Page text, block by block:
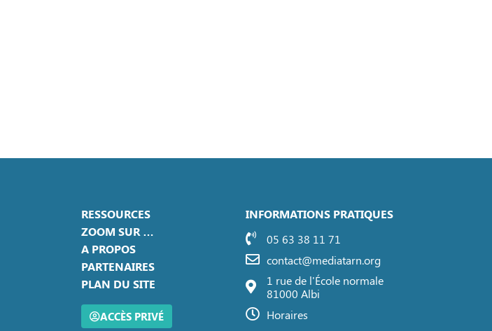
RESSOURCES
ZOOM SUR …
A PROPOS
PARTENAIRES
PLAN DU SITE
ACCÈS PRIVÉ
INFORMATIONS PRATIQUES
05 63 38 11 71
contact@mediatarn.org
1 rue de l'École normale
81000 Albi
Horaires